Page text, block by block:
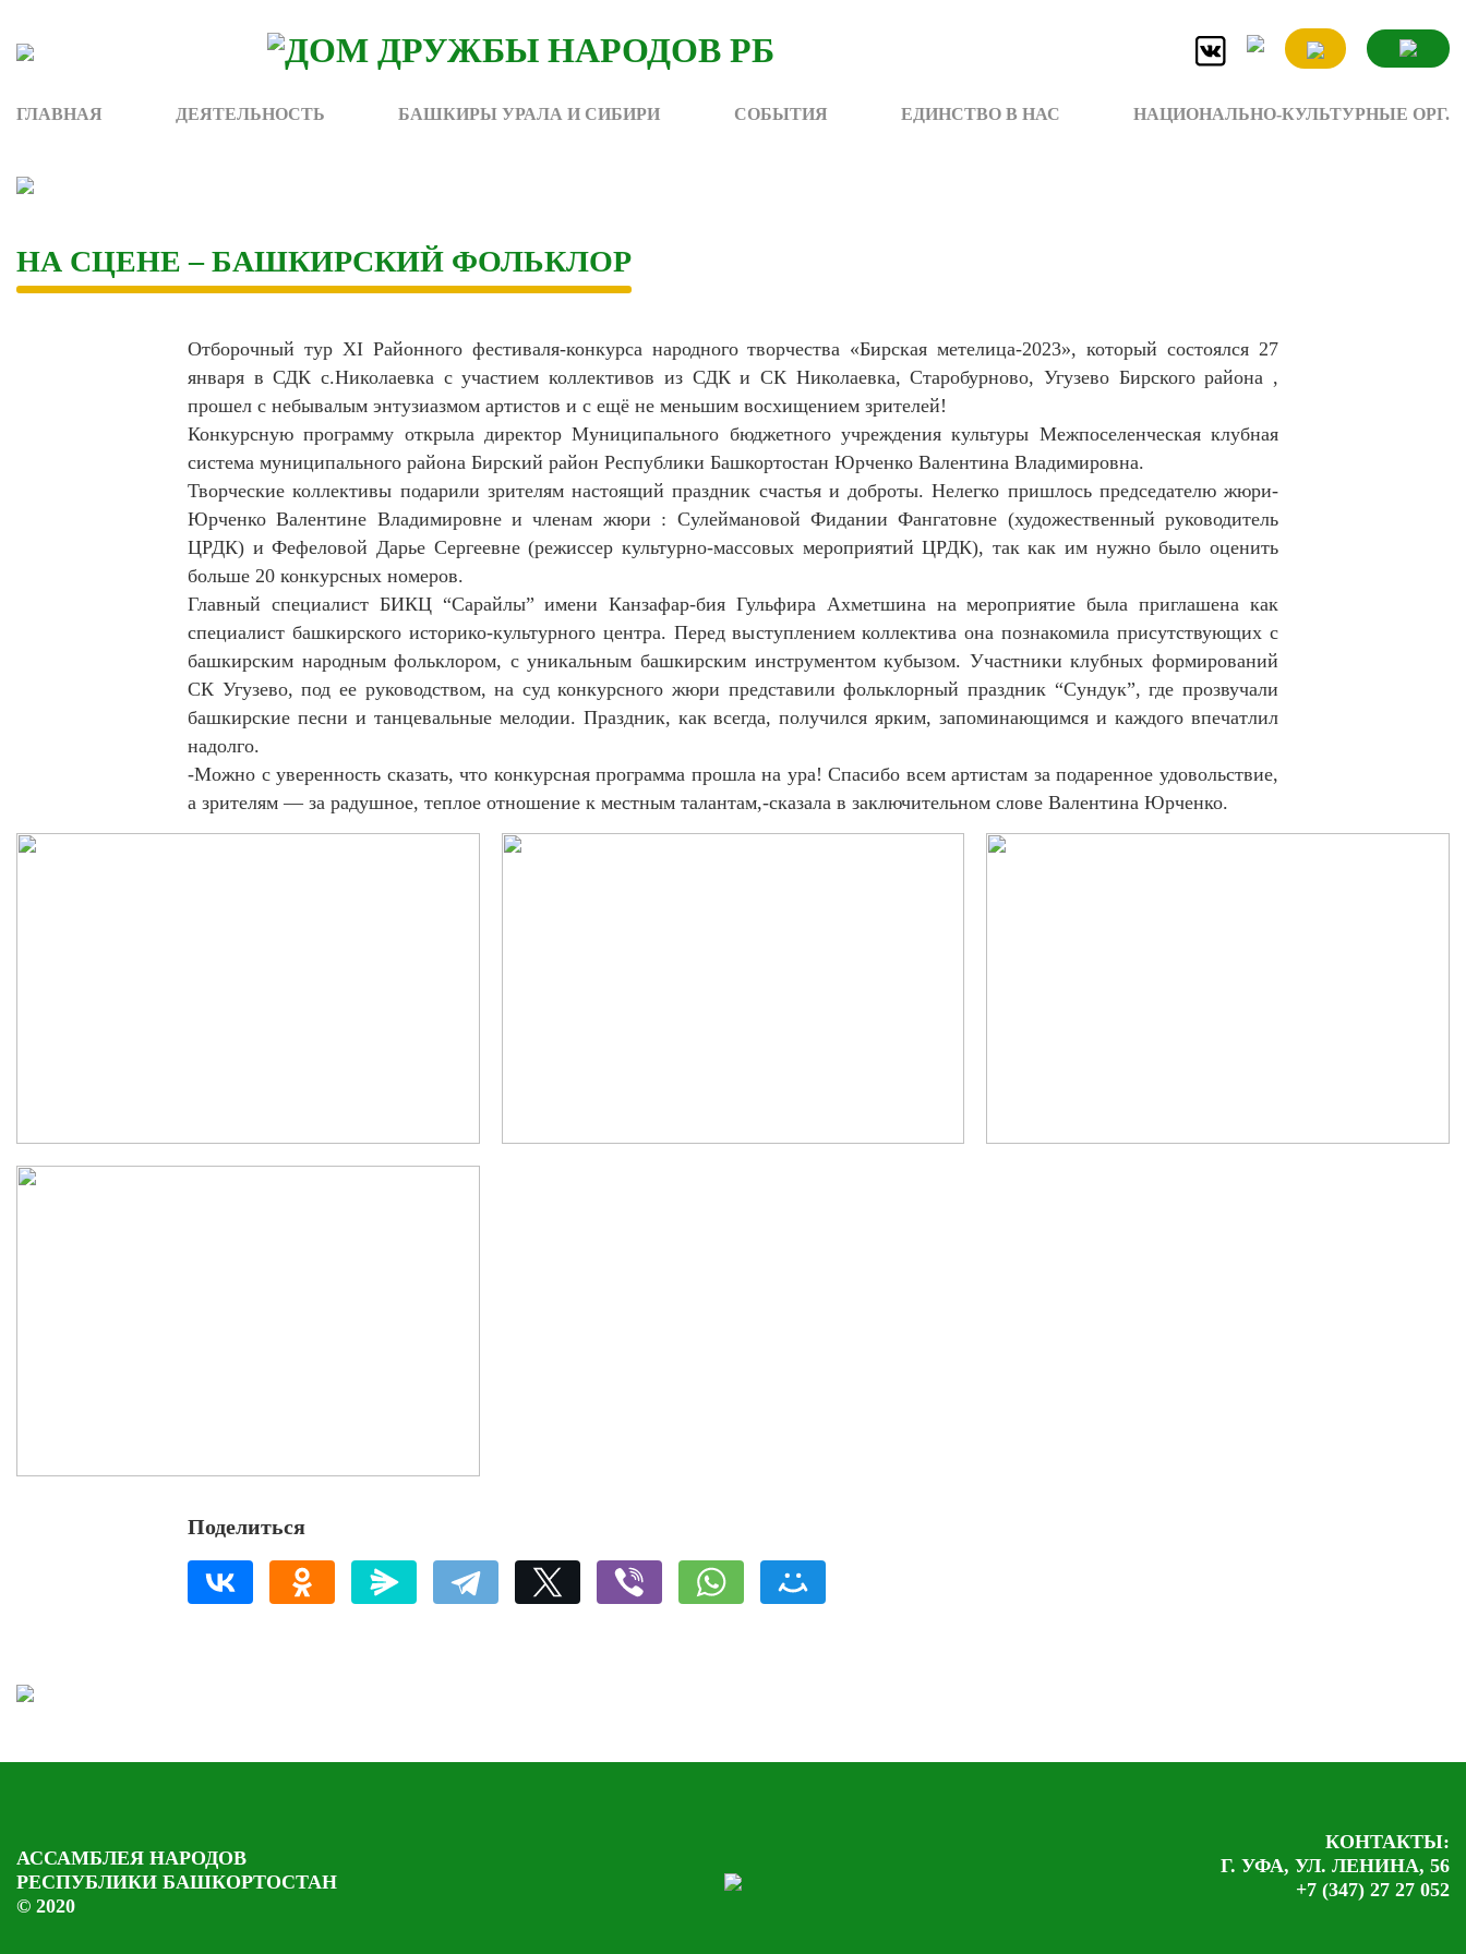
content
ГЛАВНАЯ ДЕЯТЕЛЬНОСТЬ БАШКИРЫ УРАЛА И СИБИРИ СОБЫТИЯ ЕДИНСТВО В НАС НАЦИОНАЛЬНО-КУЛЬТУРНЫЕ ОРГ.
НА СЦЕНЕ – БАШКИРСКИЙ ФОЛЬКЛОР
Отборочный тур XI Районного фестиваля-конкурса народного творчества «Бирская метелица-2023», который состоялся 27
января в СДК с.Николаевка с участием коллективов из СДК и СК Николаевка, Старобурново, Угузево Бирского района ,
прошел с небывалым энтузиазмом артистов и с ещё не меньшим восхищением зрителей!
Конкурсную программу открыла директор Муниципального бюджетного учреждения культуры Межпоселенческая клубная
система муниципального района Бирский район Республики Башкортостан Юрченко Валентина Владимировна.
Творческие коллективы подарили зрителям настоящий праздник счастья и доброты. Нелегко пришлось председателю жюри-
Юрченко Валентине Владимировне и членам жюри : Сулеймановой Фидании Фангатовне (художественный руководитель
ЦРДК) и Фефеловой Дарье Сергеевне (режиссер культурно-массовых мероприятий ЦРДК), так как им нужно было оценить
больше 20 конкурсных номеров.
Главный специалист БИКЦ “Сарайлы” имени Канзафар-бия Гульфира Ахметшина на мероприятие была приглашена как
специалист башкирского историко-культурного центра. Перед выступлением коллектива она познакомила присутствующих с
башкирским народным фольклором, с уникальным башкирским инструментом кубызом. Участники клубных формирований
СК Угузево, под ее руководством, на суд конкурсного жюри представили фольклорный праздник “Сундук”, где прозвучали
башкирские песни и танцевальные мелодии. Праздник, как всегда, получился ярким, запоминающимся и каждого впечатлил
надолго.
-Можно с уверенность сказать, что конкурсная программа прошла на ура! Спасибо всем артистам за подаренное удовольствие,
а зрителям — за радушное, теплое отношение к местным талантам,-сказала в заключительном слове Валентина Юрченко.
Поделиться
АССАМБЛЕЯ НАРОДОВ
РЕСПУБЛИКИ БАШКОРТОСТАН
© 2020
КОНТАКТЫ:
Г. УФА, УЛ. ЛЕНИНА, 56
+7 (347) 27 27 052